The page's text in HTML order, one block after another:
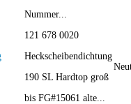
Nummer...
121 678 0020
Heckscheibendichtung
190 SL Hardtop groß
bis FG#15061 alte...